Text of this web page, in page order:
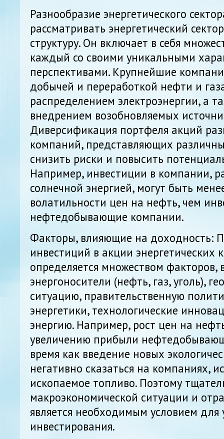
Разнообразие энергетического
рассматривать энергетический
структуру. Он включает в себя
каждый со своими уникальными
перспективами. Крупнейшие
добычей и переработкой нефти и
распределением электроэнергии, а
внедрением возобновляемых
Диверсификация портфеля акций
компаний, представляющих
снизить риски и повысить
Например, инвестиции в компании,
солнечной энергией, могут быть
волатильности цен на нефть, чем
нефтедобывающие компании.
Факторы, влияющие на доходность:
инвестиций в акции энергетических
определяется множеством
энергоносители (нефть, газ, уголь),
ситуацию, правительственную
энергетики, технологические
энергию. Например, рост цен на
увеличению прибыли
время как введение новых
негативно сказаться на компаниях,
ископаемое топливо. Поэтому
макроэкономической ситуации и
является необходимым условием для
инвестирования.